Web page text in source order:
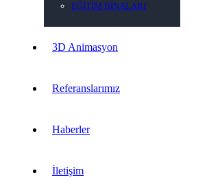
EĞİTİM BİNALARI
3D Animasyon
Referanslarımız
Haberler
İletişim